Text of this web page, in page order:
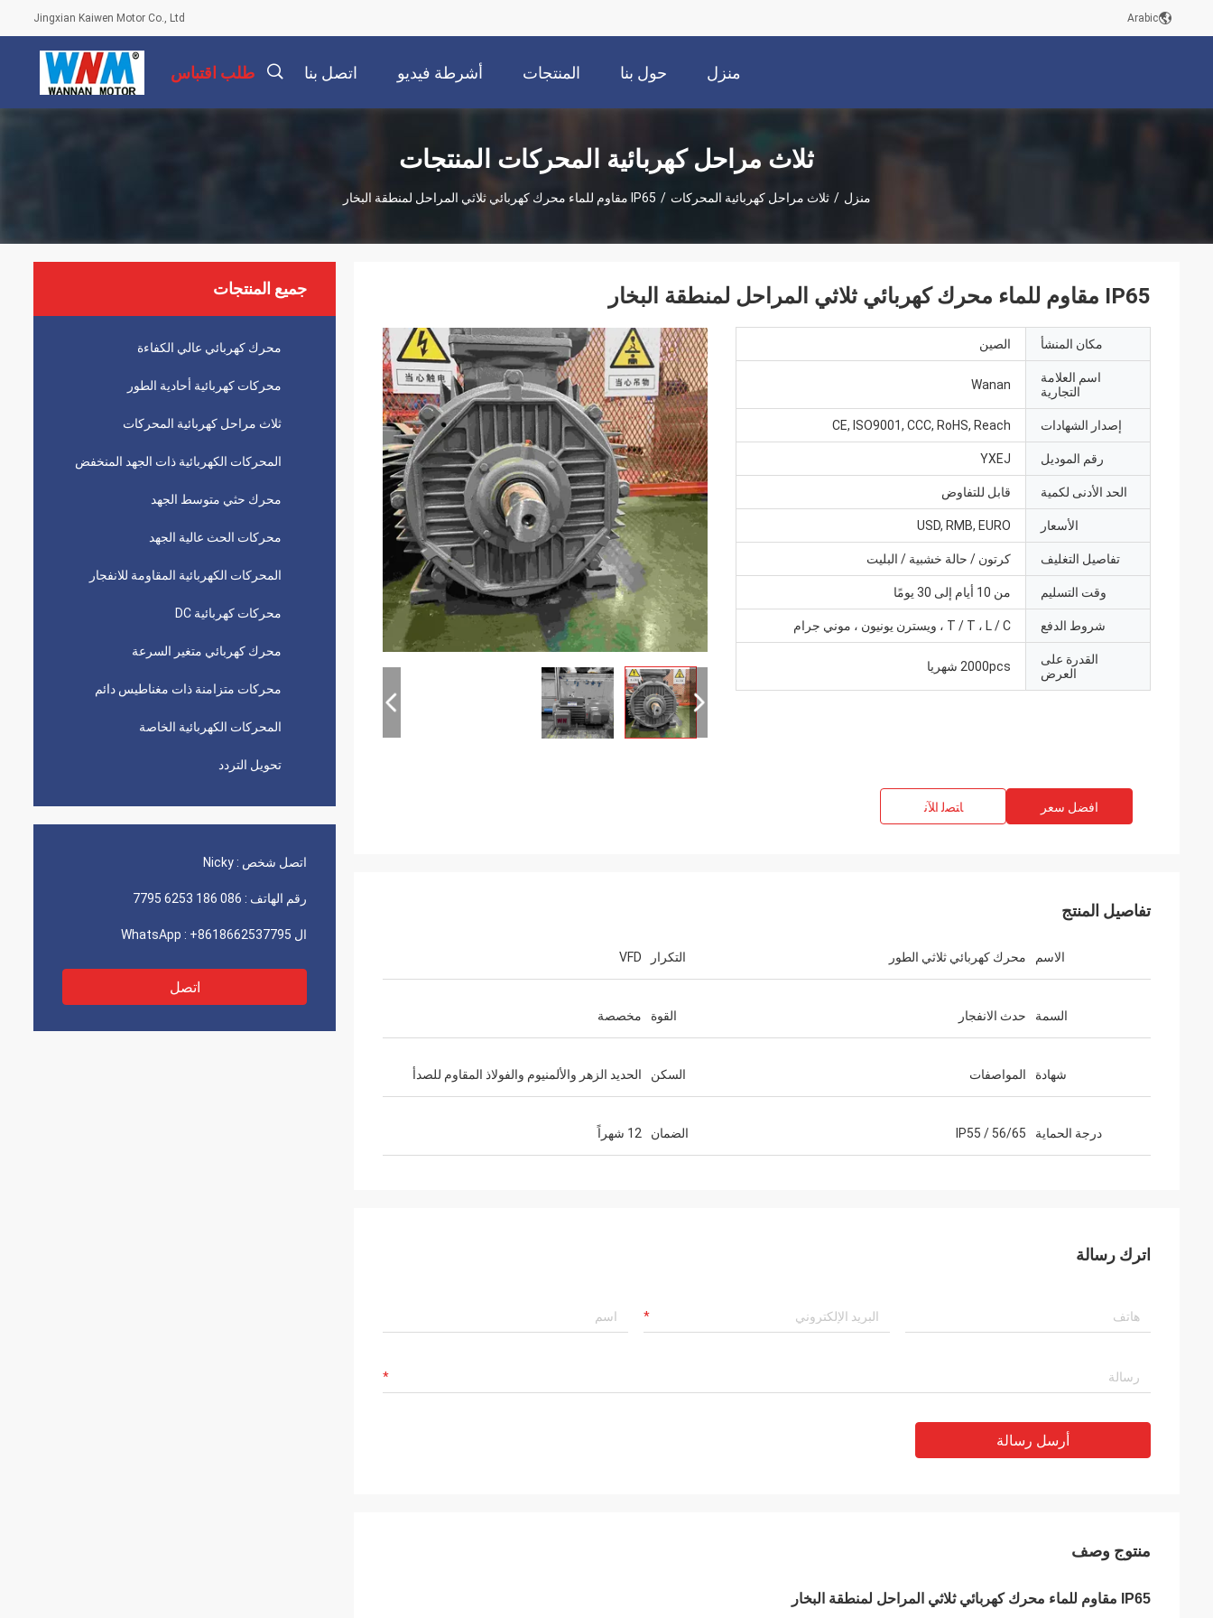
Jingxian Kaiwen Motor Co., Ltd Arabic
منزل حول بنا المنتجات أشرطة فيديو اتصل بنا طلب اقتباس
ثلاث مراحل كهربائية المحركات المنتجات
منزل / ثلاث مراحل كهربائية المحركات / IP65 مقاوم للماء محرك كهربائي ثلاثي المراحل لمنطقة البخار
جميع المنتجات
محرك كهربائي عالي الكفاءة
محركات كهربائية أحادية الطور
ثلاث مراحل كهربائية المحركات
المحركات الكهربائية ذات الجهد المنخفض
محرك حثي متوسط ​​الجهد
محركات الحث عالية الجهد
المحركات الكهربائية المقاومة للانفجار
محركات كهربائية DC
محرك كهربائي متغير السرعة
محركات متزامنة ذات مغناطيس دائم
المحركات الكهربائية الخاصة
تحويل التردد
اتصل شخص : Nicky
رقم الهاتف : 086 186 6253 7795
ال WhatsApp : +8618662537795
اتصل
IP65 مقاوم للماء محرك كهربائي ثلاثي المراحل لمنطقة البخار
مكان المنشأ الصين
اسم العلامة
التجارية
Wanan
إصدار الشهادات CE, ISO9001, CCC, RoHS, Reach
رقم الموديل YXEJ
الحد الأدنى لكمية قابل للتفاوض
الأسعار USD, RMB, EURO
تفاصيل التغليف كرتون / حالة خشبية / البليت
وقت التسليم من 10 أيام إلى 30 يومًا
شروط الدفع T / T ، L / C ، ويسترن يونيون ، موني جرام
القدرة على
العرض
2000pcs شهريا
افضل سعر ﺎﺘﺼﻟ ﺍﻶﻧ
تفاصيل المنتج
الاسم محرك كهربائي ثلاثي الطور التكرار VFD
السمة حدث الانفجار القوة مخصصة
شهادة المواصفات السكن الحديد الزهر والألمنيوم والفولاذ المقاوم للصدأ
درجة الحماية IP55 / 56/65 الضمان 12 شهراً
اترك رسالة
أرسل رسالة
منتوج وصف
IP65 مقاوم للماء محرك كهربائي ثلاثي المراحل لمنطقة البخار